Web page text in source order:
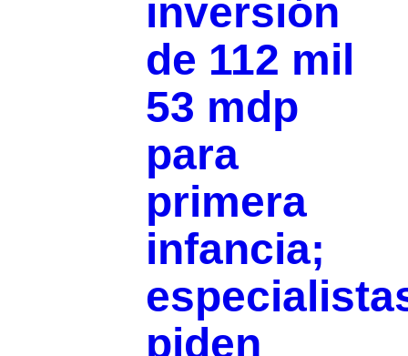
inversión
de 112 mil
53 mdp
para
primera
infancia;
piden